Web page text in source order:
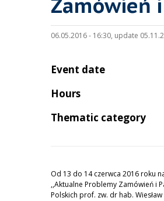
Zamówień
06.05.2016 - 16:30, update
Event date
Hours
Thematic category
Od 13 do 14 czerwca 2016 roku
,,Aktualne Problemy Zamówień i
Polskich prof. zw. dr hab. Wiesław